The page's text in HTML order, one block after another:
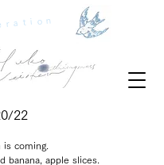
22
is coming.
banana, apple slices.